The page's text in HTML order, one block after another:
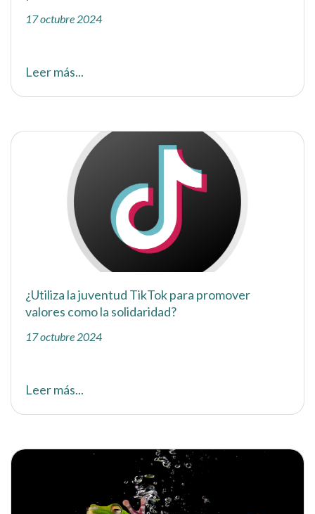
17 octubre 2024
Leer más...
¿Utiliza la juventud TikTok para promover
valores como la solidaridad?
17 octubre 2024
Leer más...